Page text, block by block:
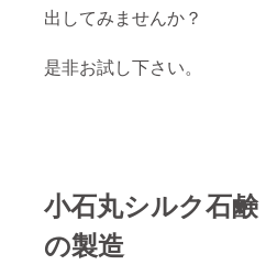
出してみませんか？
是非お試し下さい。
小石丸シルク石鹸
の製造